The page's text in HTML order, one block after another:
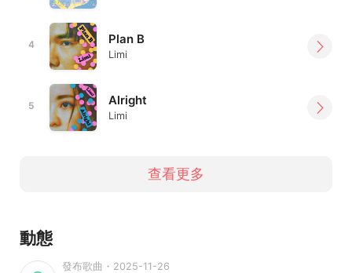
4 Plan B
Limi
5 Alright
Limi
查看更多
動態
發布歌曲・2025-11-26